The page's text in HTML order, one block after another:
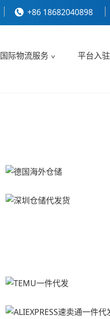
+86 18682040898
国际物流服务 平台入驻